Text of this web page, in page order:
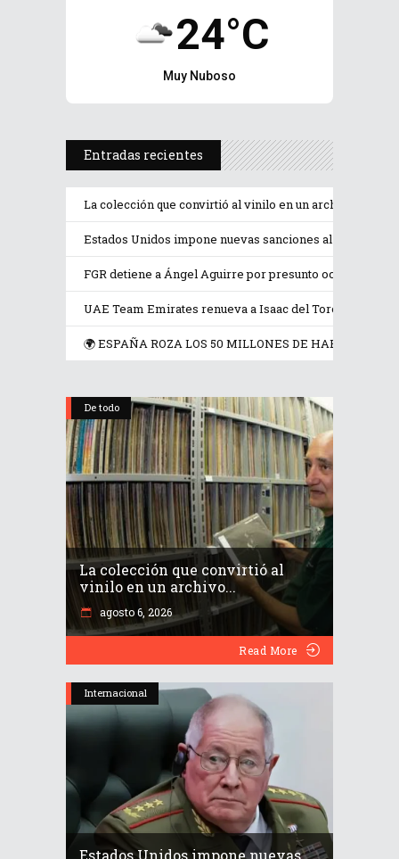
24°C
Muy Nuboso
Entradas recientes
La colección que convirtió al vinilo en un archivo de la
Estados Unidos impone nuevas sanciones al ministro
FGR detiene a Ángel Aguirre por presunto
UAE Team Emirates renueva a Isaac del Toro hasta 2031
🌍 ESPAÑA ROZA LOS 50 MILLONES DE
De todo
La colección que convirtió al
vinilo en un archivo...
agosto 6, 2026
Read More
Internacional
Estados Unidos impone nuevas